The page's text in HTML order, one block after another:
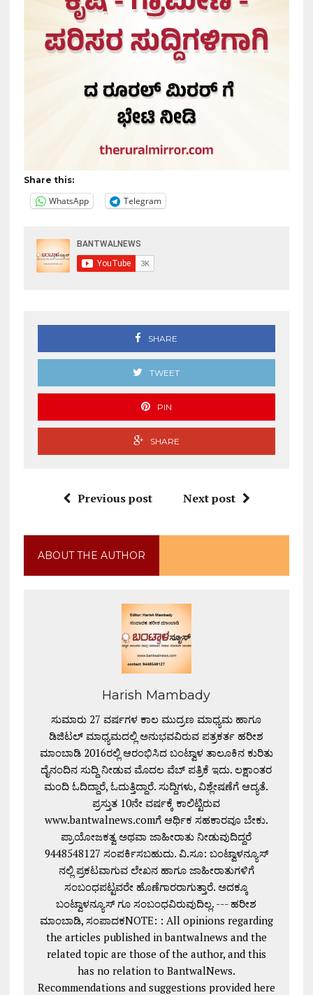
Share this:
WhatsApp Telegram
SHARE
TWEET
PIN
SHARE
Previous post Next post
ABOUT THE AUTHOR
Harish Mambady
ಸುಮಾರು 27 ವರ್ಷಗಳ ಕಾಲ ಮುದ್ರಣ ಮಾಧ್ಯಮ ಹಾಗೂ
ಡಿಜಿಟಲ್ ಮಾಧ್ಯಮದಲ್ಲಿ ಅನುಭವವಿರುವ ಪತ್ರಕರ್ತ ಹರೀಶ
ಮಾಂಬಾಡಿ 2016ರಲ್ಲಿ ಆರಂಭಿಸಿದ ಬಂಟ್ವಾಳ ತಾಲೂಕಿನ ಕುರಿತು
ದೈನಂದಿನ ಸುದ್ದಿ ನೀಡುವ ಮೊದಲ ವೆಬ್ ಪತ್ರಿಕೆ ಇದು. ಲಕ್ಷಾಂತರ
ಮಂದಿ ಓದಿದ್ದಾರೆ, ಓದುತ್ತಿದ್ದಾರೆ. ಸುದ್ದಿಗಳು, ವಿಶ್ಲೇಷಣೆಗೆ ಆದ್ಯತೆ.
ಪ್ರಸ್ತುತ 10ನೇ ವರ್ಷಕ್ಕೆ ಕಾಲಿಟ್ಟಿರುವ
www.bantwalnews.comಗೆ ಆರ್ಥಿಕ ಸಹಕಾರವೂ ಬೇಕು.
ಪ್ರಾಯೋಜಕತ್ವ ಅಥವಾ ಜಾಹೀರಾತು ನೀಡುವುದಿದ್ದರೆ
9448548127 ಸಂಪರ್ಕಿಸಬಹುದು. ವಿ.ಸೂ: ಬಂಟ್ವಾಳನ್ಯೂಸ್
ನಲ್ಲಿ ಪ್ರಕಟವಾಗುವ ಲೇಖನ ಹಾಗೂ ಜಾಹೀರಾತುಗಳಿಗೆ
ಸಂಬಂಧಪಟ್ಟವರೇ ಹೊಣೆಗಾರರಾಗುತ್ತಾರೆ. ಅದಕ್ಕೂ
ಬಂಟ್ವಾಳನ್ಯೂಸ್ ಗೂ ಸಂಬಂಧವಿರುವುದಿಲ್ಲ. --- ಹರೀಶ
ಮಾಂಬಾಡಿ, ಸಂಪಾದಕNOTE: : All opinions regarding
the articles published in bantwalnews and the
related topic are those of the author, and this
has no relation to BantwalNews.
Recommendations and suggestions provided here